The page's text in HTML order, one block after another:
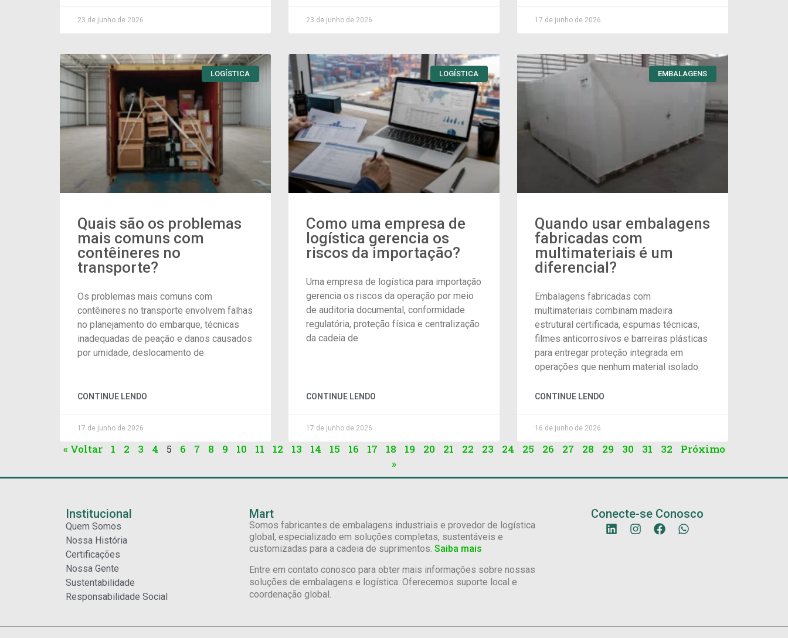
23 de junho de 2026 23 de junho de 2026 17 de junho de 2026
LOGÍSTICA
Quais são os problemas
mais comuns com
contêineres no
transporte?
Os problemas mais comuns com
contêineres no transporte envolvem falhas
no planejamento do embarque, técnicas
inadequadas de peação e danos causados
por umidade, deslocamento de
CONTINUE LENDO
17 de junho de 2026
LOGÍSTICA
Como uma empresa de
logística gerencia os
riscos da importação?
Uma empresa de logística para importação
gerencia os riscos da operação por meio
de auditoria documental, conformidade
regulatória, proteção física e centralização
da cadeia de
CONTINUE LENDO
17 de junho de 2026
EMBALAGENS
Quando usar embalagens
fabricadas com
multimateriais é um
diferencial?
Embalagens fabricadas com
multimateriais combinam madeira
estrutural certificada, espumas técnicas,
filmes anticorrosivos e barreiras plásticas
para entregar proteção integrada em
operações que nenhum material isolado
CONTINUE LENDO
16 de junho de 2026
« Voltar 1 2 3 4 5 6 7 8 9 10 11 12 13 14 15 16 17 18 19 20 21 22 23 24 25 26 27 28 29 30 31 32
Próximo
»
Institucional
Quem Somos
Nossa História
Certificações
Nossa Gente
Sustentabilidade
Responsabilidade Social
Mart
Somos fabricantes de embalagens industriais e provedor de logística
global, especializado em soluções completas, sustentáveis e
customizadas para a cadeia de suprimentos.Saiba mais
Entre em contato conosco para obter mais informações sobre nossas
soluções de embalagens e logística. Oferecemos suporte local e
coordenação global.
Conecte-se Conosco